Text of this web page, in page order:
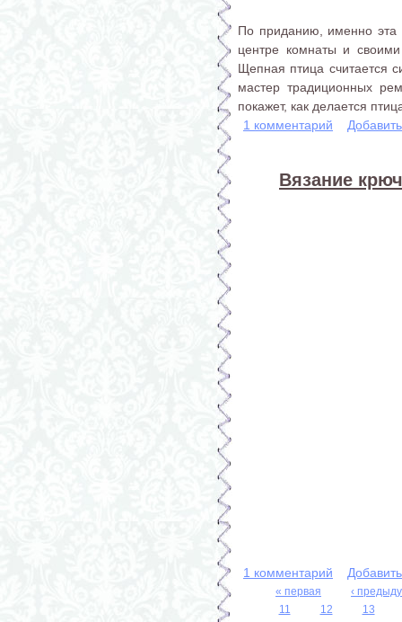
По приданию, именно эта
центре комнаты и
Щепная птица считается
мастер традиционных
покажет, как делается
1 комментарий
Вязание
1 комментарий
Страницы
« первая
‹
11
12 13